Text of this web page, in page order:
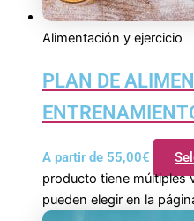
Alimentación y ejercicio
PLAN DE
A partir de 55,00€
producto tiene múltiples
pueden elegir en la